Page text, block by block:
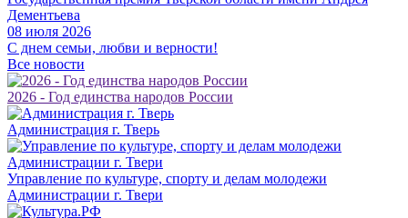
Дементьева
08 июля 2026
С днем семьи, любви и верности!
Все новости
2026 - Год единства народов России
Администрация г. Тверь
Управление по культуре, спорту и делам молодежи
Администрации г. Твери